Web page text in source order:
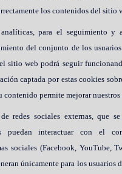
los contenidos del sitio
para el seguimiento y
del conjunto de los
sitio web podrá seguir
captada por estas cookies
contenido permite mejorar
redes sociales externas, que
puedan interactuar con el
sociales (Facebook, YouTube,
únicamente para los usuarios